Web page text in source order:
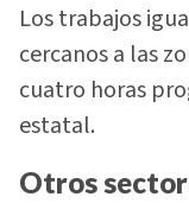
Los trabajos
cercanos a las
cuatro horas
estatal.
Otros